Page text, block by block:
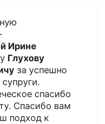
Ирине
Глухову
за успешно
спасибо
Спасибо вам
подход к